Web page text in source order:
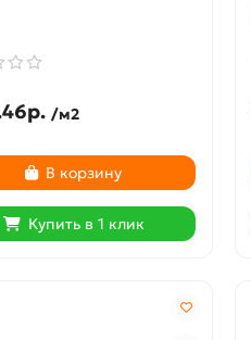
/м2
В корзину
Купить в 1 клик